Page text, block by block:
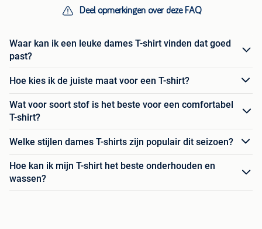
Deel opmerkingen over deze FAQ
Waar kan ik een leuke dames T-shirt vinden dat goed
past?
Hoe kies ik de juiste maat voor een T-shirt?
Wat voor soort stof is het beste voor een comfortabel
T-shirt?
Welke stijlen dames T-shirts zijn populair dit seizoen?
Hoe kan ik mijn T-shirt het beste onderhouden en
wassen?